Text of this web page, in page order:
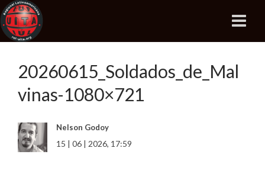
20260615_Soldados_de_Mal
vinas-1080×721
Nelson Godoy
15 | 06 | 2026, 17:59